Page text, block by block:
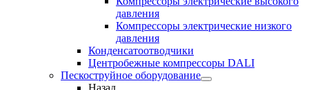
давления
Компрессоры электрические низкого
давления
Конденсатоотводчики
Центробежные компрессоры DALI
Пескоструйное оборудование
Назад